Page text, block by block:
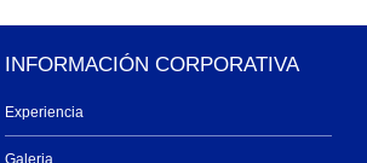
INFORMACIÓN CORPORATIVA
Experiencia
Galeria